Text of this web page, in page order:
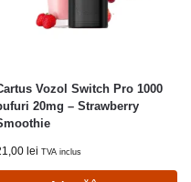
Vozol Switch Pro 1000
20mg – Strawberry
lei TVA inclus